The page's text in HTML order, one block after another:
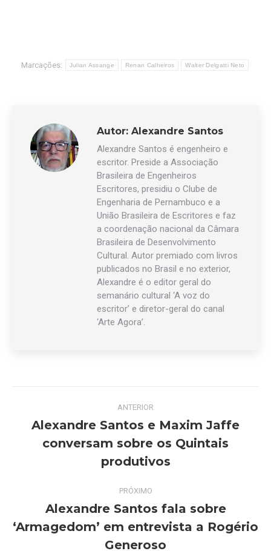
Marcações: Julian Assange Renan Calheiros Walter Delgatti Neto
Autor: Alexandre Santos
Alexandre Santos é engenheiro e
escritor. Preside a Associação
Brasileira de Engenheiros
Escritores, presidiu o Clube de
Engenharia de Pernambuco e a
União Brasileira de Escritores e faz
a coordenação nacional da Câmara
Brasileira de Desenvolvimento
Cultural. Autor premiado com livros
publicados no Brasil e no exterior,
Alexandre é o editor geral do
semanário cultural ‘A voz do
escritor’ e diretor-geral do canal
‘Arte Agora’.
Navegação
de
post:
ANTERIOR
Post
anterior:
Alexandre Santos e Maxim Jaffe
conversam sobre os Quintais
produtivos
PRÓXIMO
Próximo
post:
Alexandre Santos fala sobre
‘Armagedom’ em entrevista a Rogério
Generoso